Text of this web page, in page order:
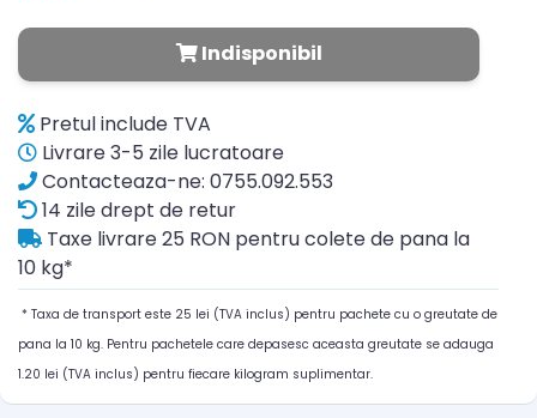
Indisponibil
Pretul include TVA
Livrare 3-5 zile lucratoare
Contacteaza-ne: 0755.092.553
14 zile drept de retur
Taxe livrare 25 RON pentru colete de pana la
10 kg*
* Taxa de transport este 25 lei (TVA inclus) pentru pachete cu o greutate de
pana la 10 kg. Pentru pachetele care depasesc aceasta greutate se adauga
1.20 lei (TVA inclus) pentru fiecare kilogram suplimentar.